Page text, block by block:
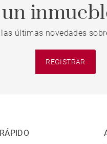
últimas novedades
REGISTRAR